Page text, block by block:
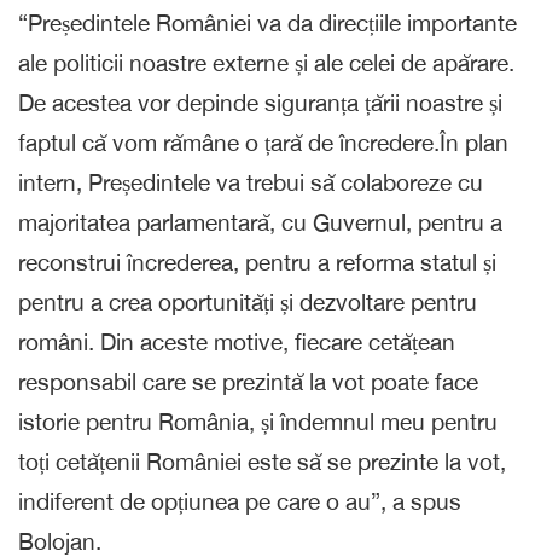
“Președintele României va da direcțiile importante
ale politicii noastre externe și ale celei de apărare.
De acestea vor depinde siguranța țării noastre și
faptul că vom rămâne o țară de încredere.În plan
intern, Președintele va trebui să colaboreze cu
majoritatea parlamentară, cu Guvernul, pentru a
reconstrui încrederea, pentru a reforma statul și
pentru a crea oportunități și dezvoltare pentru
români. Din aceste motive, fiecare cetățean
responsabil care se prezintă la vot poate face
istorie pentru România, și îndemnul meu pentru
toți cetățenii României este să se prezinte la vot,
indiferent de opțiunea pe care o au”, a spus
Bolojan.